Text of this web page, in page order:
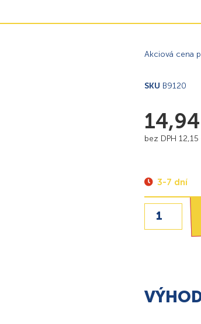
Akciová cena
SKU B9120
14,94
bez DPH 12,15
3-7 dní